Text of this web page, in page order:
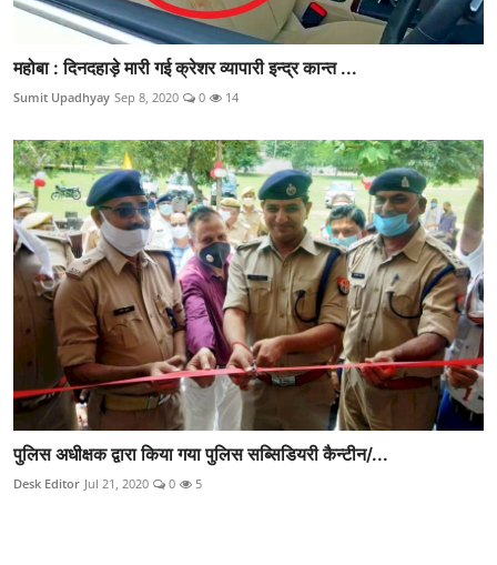
महोबा : दिनदहाड़े मारी गई क्रेशर व्यापारी इन्द्र कान्त ...
Sumit Upadhyay Sep 8, 2020 0 14
पुलिस अधीक्षक द्वारा किया गया पुलिस सब्सिडियरी कैन्टीन/...
Desk Editor Jul 21, 2020 0 5